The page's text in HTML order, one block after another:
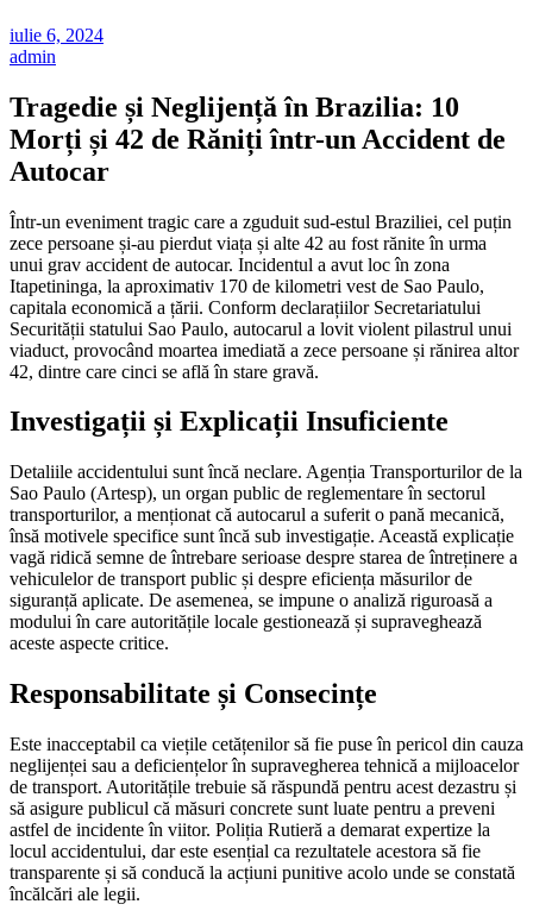
iulie 6, 2024
admin
Tragedie și Neglijență în Brazilia: 10
Morți și 42 de Răniți într-un Accident de
Autocar
Într-un eveniment tragic care a zguduit sud-estul Braziliei, cel puțin
zece persoane și-au pierdut viața și alte 42 au fost rănite în urma
unui grav accident de autocar. Incidentul a avut loc în zona
Itapetininga, la aproximativ 170 de kilometri vest de Sao Paulo,
capitala economică a țării. Conform declarațiilor Secretariatului
Securității statului Sao Paulo, autocarul a lovit violent pilastrul unui
viaduct, provocând moartea imediată a zece persoane și rănirea altor
42, dintre care cinci se află în stare gravă.
Investigații și Explicații Insuficiente
Detaliile accidentului sunt încă neclare. Agenția Transporturilor de la
Sao Paulo (Artesp), un organ public de reglementare în sectorul
transporturilor, a menționat că autocarul a suferit o pană mecanică,
însă motivele specifice sunt încă sub investigație. Această explicație
vagă ridică semne de întrebare serioase despre starea de întreținere a
vehiculelor de transport public și despre eficiența măsurilor de
siguranță aplicate. De asemenea, se impune o analiză riguroasă a
modului în care autoritățile locale gestionează și supraveghează
aceste aspecte critice.
Responsabilitate și Consecințe
Este inacceptabil ca viețile cetățenilor să fie puse în pericol din cauza
neglijenței sau a deficiențelor în supravegherea tehnică a mijloacelor
de transport. Autoritățile trebuie să răspundă pentru acest dezastru și
să asigure publicul că măsuri concrete sunt luate pentru a preveni
astfel de incidente în viitor. Poliția Rutieră a demarat expertize la
locul accidentului, dar este esențial ca rezultatele acestora să fie
transparente și să conducă la acțiuni punitive acolo unde se constată
încălcări ale legii.